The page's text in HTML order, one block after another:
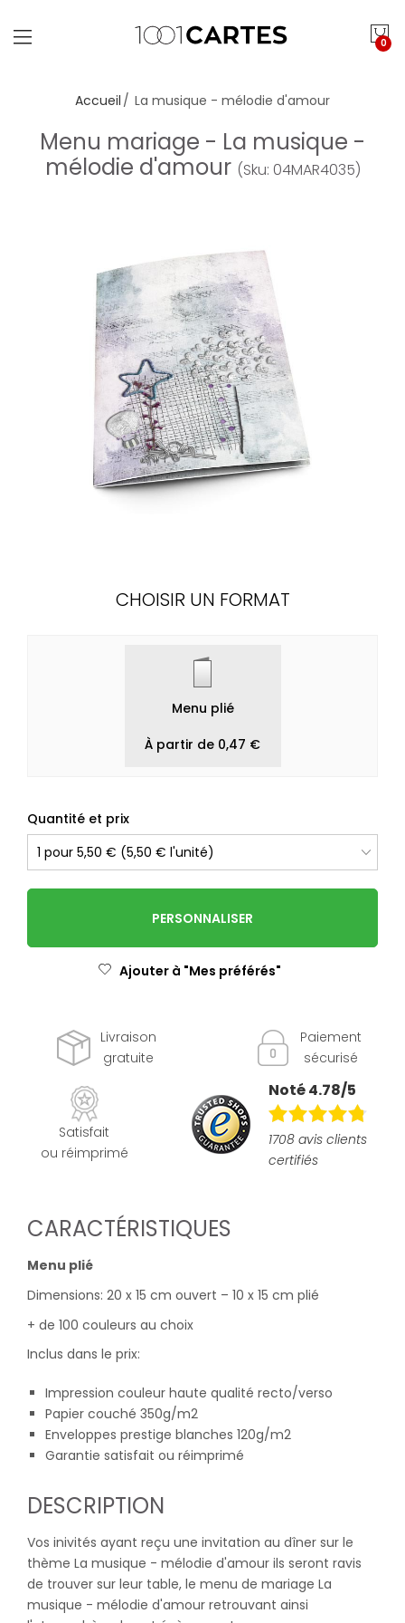
0
Accueil La musique - mélodie d'amour
Menu mariage - La musique -
mélodie d'amour (Sku: 04MAR4035)
CHOISIR UN FORMAT
Menu plié
À partir de 0,47 €
Quantité et prix
PERSONNALISER
Ajouter à "Mes préférés"
Livraison
gratuite
Paiement
sécurisé
Satisfait
ou réimprimé
Noté 4.78/5
1708 avis clients
certifiés
CARACTÉRISTIQUES
Menu plié
Dimensions: 20 x 15 cm ouvert – 10 x 15 cm plié
+ de 100 couleurs au choix
Inclus dans le prix:
Impression couleur haute qualité recto/verso
Papier couché 350g/m2
Enveloppes prestige blanches 120g/m2
Garantie satisfait ou réimprimé
DESCRIPTION
Vos inivités ayant reçu une invitation au dîner sur le
thème La musique - mélodie d'amour ils seront ravis
de trouver sur leur table, le menu de mariage La
musique - mélodie d'amour retrouvant ainsi